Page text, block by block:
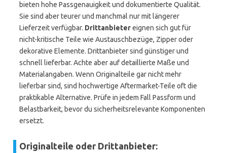
bieten hohe Passgenauigkeit und dokumentierte Qualität.
Sie sind aber teurer und manchmal nur mit längerer
Lieferzeit verfügbar. Drittanbietereignen sich gut für
nicht-kritische Teile wie Austauschbezüge, Zipper oder
dekorative Elemente. Drittanbieter sind günstiger und
schnell lieferbar. Achte aber auf detaillierte Maße und
Materialangaben. Wenn Originalteile gar nicht mehr
lieferbar sind, sind hochwertige Aftermarket-Teile oft die
praktikable Alternative. Prüfe in jedem Fall Passform und
Belastbarkeit, bevor du sicherheitsrelevante Komponenten
ersetzt.
Originalteile oder Drittanbieter: